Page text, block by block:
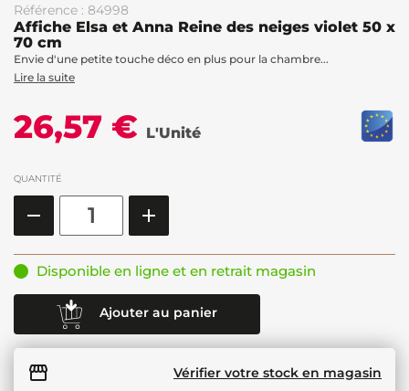
Référence : 84998
Affiche Elsa et Anna Reine des neiges violet 50 x
70 cm
Envie d'une petite touche déco en plus pour la chambre...
Lire la suite
26,57 € L'Unité
QUANTITÉ
Disponible en ligne et en retrait magasin
Ajouter au panier
Vérifier votre stock en magasin